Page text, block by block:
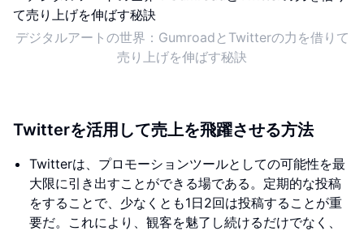
デジタルアートの世界：GumroadとTwitterの力を借りて
売り上げを伸ばす秘訣
Twitterを活用して売上を飛躍させる方法
Twitterは、プロモーションツールとしての可能性を最
大限に引き出すことができる場である。定期的な投稿
をすることで、少なくとも1日2回は投稿することが重
要だ。これにより、観客を魅了し続けるだけでなく、